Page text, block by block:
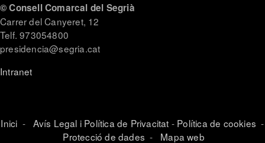
© Consell Comarcal del Segrià
Carrer del Canyeret, 12
Telf. 973054800
presidencia@segria.cat
Intranet
Inici - Avís Legal i Política de Privacitat - Política de cookies -
Protecció de dades - Mapa web